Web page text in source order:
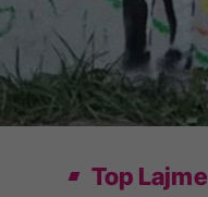
Top Lajme